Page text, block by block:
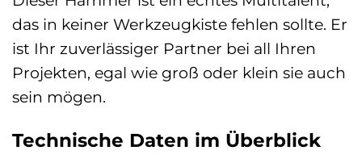
das in keiner Werkzeugkiste fehlen sollte. Er
ist Ihr zuverlässiger Partner bei all Ihren
Projekten, egal wie groß oder klein sie auch
sein mögen.
Technische Daten im Überblick